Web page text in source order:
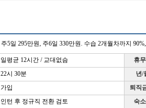
주5일 295만원, 주6일 330만원. 수습 2개월차까지
일평균 12시간 / 교대없슴
휴
22시 30분
년/
가입
퇴직
인턴 후 정규직 전환 검토
숙